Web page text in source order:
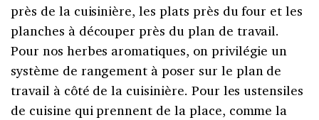
près de la cuisinière, les plats près du four et les
planches à découper près du plan de travail.
Pour nos herbes aromatiques, on privilégie un
système de rangement à poser sur le plan de
travail à côté de la cuisinière. Pour les ustensiles
de cuisine qui prennent de la place, comme la